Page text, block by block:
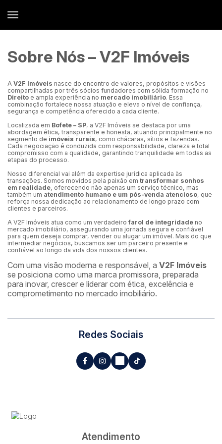
Sobre Nós – V2F Imóveis
A V2F Imóveis nasce do encontro de valores, propósitos e visões
compartilhadas por três sócios fundadores com sólida formação no
Direito e ampla experiência no mercado imobiliário. Essa
combinação fortalece nossa atuação e eleva o nível de confiança,
segurança e competência oferecido a cada cliente.
Localizada em Bofete – SP, a V2F Imóveis se destaca por uma
abordagem ética, transparente e honesta, atuando principalmente no
segmento de imóveis rurais, como chácaras, sítios e fazendas.
Cada negociação é conduzida com responsabilidade, clareza e total
compromisso com a qualidade, garantindo tranquilidade em todas as
etapas do processo.
Nosso diferencial vai além da expertise jurídica aplicada às
transações. Somos movidos pela paixão em transformar sonhos
em realidade, oferecendo não apenas um serviço técnico, mas
também um atendimento humano e um pós-venda atencioso, que
reforça nossa dedicação ao relacionamento de longo prazo com
clientes e parceiros.
A V2F Imóveis atua como um verdadeirofarol de integridade no
mercado imobiliário, assegurando uma jornada segura e confiável
para quem deseja comprar, vender ou alugar um imóvel. Mais do que
intermediar negócios, buscamos ser um parceiro presente e
confiável ao longo da vida dos nossos clientes.
Com uma visão moderna e responsável, a V2F Imóveis
se posiciona como uma marca promissora, preparada
para inovar, crescer e liderar com ética, excelência e
comprometimento no mercado imobiliário.
Redes Sociais
Atendimento